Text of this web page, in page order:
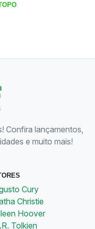
Confira lançamentos,
e muito mais!
Cury
Christie
Hoover
Tolkien